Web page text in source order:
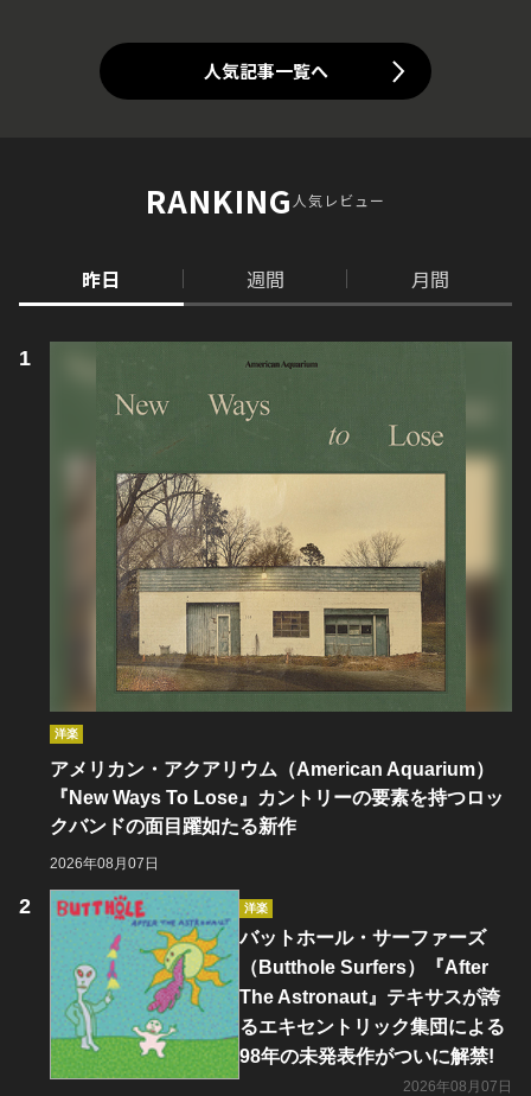
人気記事一覧へ
RANKING人気レビュー
昨日 週間 月間
洋楽
アメリカン・アクアリウム（American Aquarium）
『New Ways To Lose』カントリーの要素を持つロッ
クバンドの面目躍如たる新作
2026年08月07日
洋楽
バットホール・サーファーズ
（Butthole Surfers）『After
The Astronaut』テキサスが誇
るエキセントリック集団による
98年の未発表作がついに解禁!
2026年08月07日